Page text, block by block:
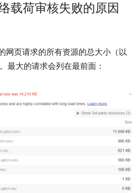
载荷审核失败的原因
网页请求的所有资源的总大小（以
最大的请求会列在最前面：